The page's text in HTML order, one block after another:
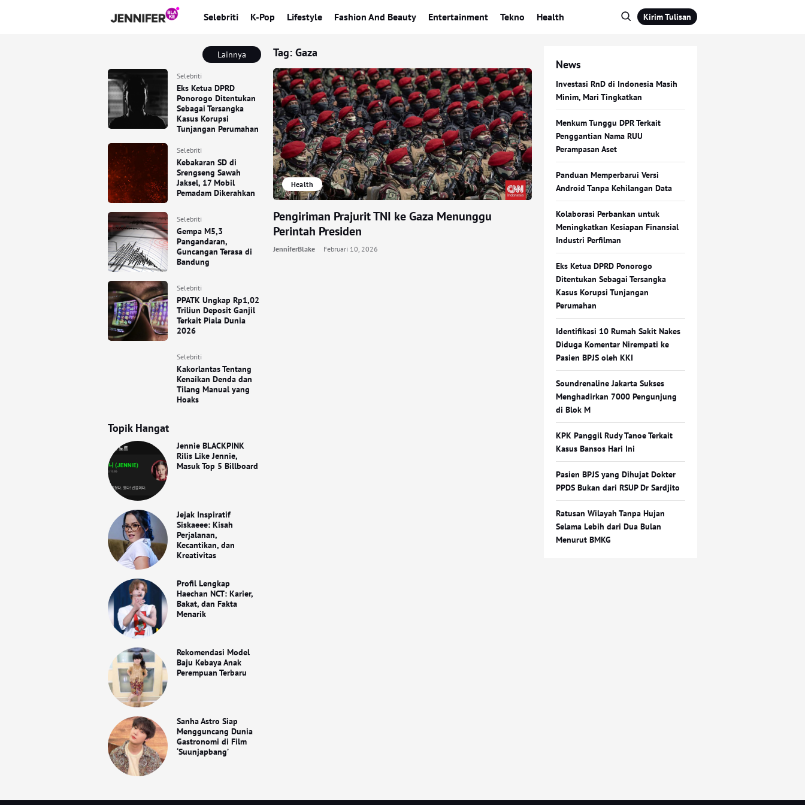
Selebriti K-Pop Lifestyle Fashion And Beauty Entertainment Tekno Health Kirim Tulisan
Lainnya
Selebriti
Eks Ketua DPRD
Ponorogo Ditentukan
Sebagai Tersangka
Kasus Korupsi
Tunjangan Perumahan
Selebriti
Kebakaran SD di
Srengseng Sawah
Jaksel, 17 Mobil
Pemadam Dikerahkan
Selebriti
Gempa M5,3
Pangandaran,
Guncangan Terasa di
Bandung
Selebriti
PPATK Ungkap Rp1,02
Triliun Deposit Ganjil
Terkait Piala Dunia
2026
Selebriti
Kakorlantas Tentang
Kenaikan Denda dan
Tilang Manual yang
Hoaks
Topik Hangat
Jennie BLACKPINK
Rilis Like Jennie,
Masuk Top 5 Billboard
Jejak Inspiratif
Siskaeee: Kisah
Perjalanan,
Kecantikan, dan
Kreativitas
Profil Lengkap
Haechan NCT: Karier,
Bakat, dan Fakta
Menarik
Rekomendasi Model
Baju Kebaya Anak
Perempuan Terbaru
Sanha Astro Siap
Mengguncang Dunia
Gastronomi di Film
‘Suunjapbang’
Tag: Gaza
Health
Pengiriman Prajurit TNI ke Gaza Menunggu
Perintah Presiden
JenniferBlake Februari 10, 2026
News
Investasi RnD di Indonesia Masih
Minim, Mari Tingkatkan
Menkum Tunggu DPR Terkait
Penggantian Nama RUU
Perampasan Aset
Panduan Memperbarui Versi
Android Tanpa Kehilangan Data
Kolaborasi Perbankan untuk
Meningkatkan Kesiapan Finansial
Industri Perfilman
Eks Ketua DPRD Ponorogo
Ditentukan Sebagai Tersangka
Kasus Korupsi Tunjangan
Perumahan
Identifikasi 10 Rumah Sakit Nakes
Diduga Komentar Nirempati ke
Pasien BPJS oleh KKI
Soundrenaline Jakarta Sukses
Menghadirkan 7000 Pengunjung
di Blok M
KPK Panggil Rudy Tanoe Terkait
Kasus Bansos Hari Ini
Pasien BPJS yang Dihujat Dokter
PPDS Bukan dari RSUP Dr Sardjito
Ratusan Wilayah Tanpa Hujan
Selama Lebih dari Dua Bulan
Menurut BMKG